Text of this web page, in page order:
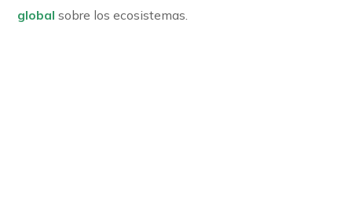
global sobre los ecosistemas.